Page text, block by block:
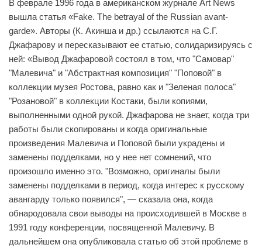
В феврале 1996 года в американском журнале Art News
вышла статья «Fake. The betrayal of the Russian avant-
garde». Авторы (К. Акинша и др.) ссылаются на С.Г.
Джафарову и пересказывают ее статью, солидаризируясь с
ней: «Вывод Джафаровой состоял в том, что "Самовар"
"Малевича" и "Абстрактная композиция" "Поповой" в
коллекции музея Ростова, равно как и "Зеленая полоса"
"Розановой" в коллекции Костаки, были копиями,
выполненными одной рукой. Джафарова не знает, когда три
работы были скопированы и когда оригинальные
произведения Малевича и Поповой были украдены и
заменены подделками, но у нее нет сомнений, что
произошло именно это. "Возможно, оригиналы были
заменены подделками в период, когда интерес к русскому
авангарду только появился", — сказала она, когда
обнародовала свои выводы на происходившей в Москве в
1991 году конференции, посвященной Малевичу. В
дальнейшем она опубликовала статью об этой проблеме в